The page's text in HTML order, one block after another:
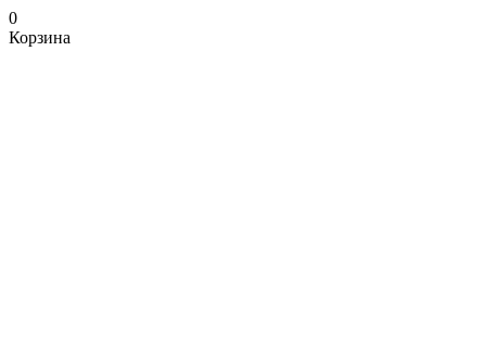
0
Корзина